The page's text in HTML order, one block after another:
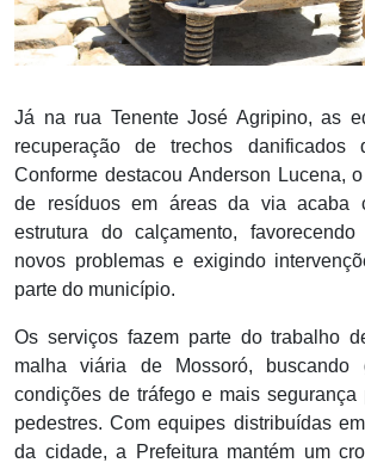
Já na rua Tenente José Agripino, as
recuperação de trechos danificados
Conforme destacou Anderson Lucena,
de resíduos em áreas da via acaba
estrutura do calçamento,
novos problemas e exigindo
parte do município.
Os serviços fazem parte do trabalho
malha viária de Mossoró, buscando
condições de tráfego e mais segurança
pedestres. Com equipes distribuídas
da cidade, a Prefeitura mantém um